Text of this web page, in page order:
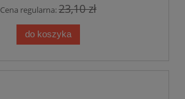
Cena regularna:23,10 zł
do koszyka